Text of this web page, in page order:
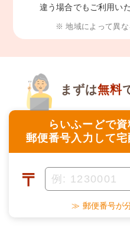
違う場合でもご利用い
※ 地域によって異
らいふーどで資
郵便番号入力して
まずは無料
〒
≫ 郵便番号が